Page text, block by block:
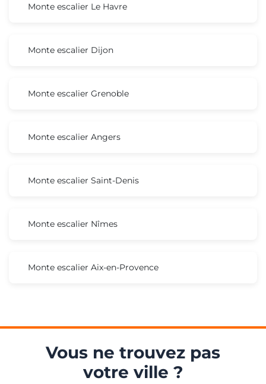
Monte escalier Le Havre
Monte escalier Dijon
Monte escalier Grenoble
Monte escalier Angers
Monte escalier Saint-Denis
Monte escalier Nîmes
Monte escalier Aix-en-Provence
Vous ne trouvez pas
votre ville ?